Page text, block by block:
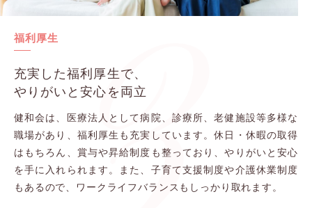
福利厚生
充実した福利厚生で、
やりがいと安心を両立
健和会は、医療法人として病院、診療所、老健施設等多様な
職場があり、福利厚生も充実しています。休日・休暇の取得
はもちろん、賞与や昇給制度も整っており、やりがいと安心
を手に入れられます。また、子育て支援制度や介護休業制度
もあるので、ワークライフバランスもしっかり取れます。